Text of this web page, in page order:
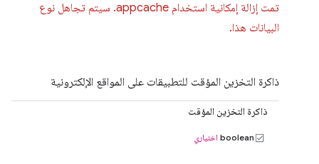
تمت إزالة إمكانية استخدام appcache. سيتم تجاهل نوع
البيانات هذا.
ذاكرة التخزين المؤقت للتطبيقات على المواقع الإلكترونية
ذاكرة التخزين المؤقت
boolean اختياري